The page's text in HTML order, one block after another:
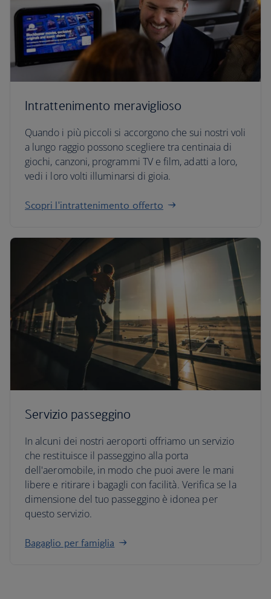
Intrattenimento meraviglioso
Quando i più piccoli si accorgono che sui nostri voli
a lungo raggio possono scegliere tra centinaia di
giochi, canzoni, programmi TV e film, adatti a loro,
vedi i loro volti illuminarsi di gioia.
Scopri l'intrattenimento offerto
Servizio passeggino
In alcuni dei nostri aeroporti offriamo un servizio
che restituisce il passeggino alla porta
dell'aeromobile, in modo che puoi avere le mani
libere e ritirare i bagagli con facilità. Verifica se la
dimensione del tuo passeggino è idonea per
questo servizio.
Bagaglio per famiglia